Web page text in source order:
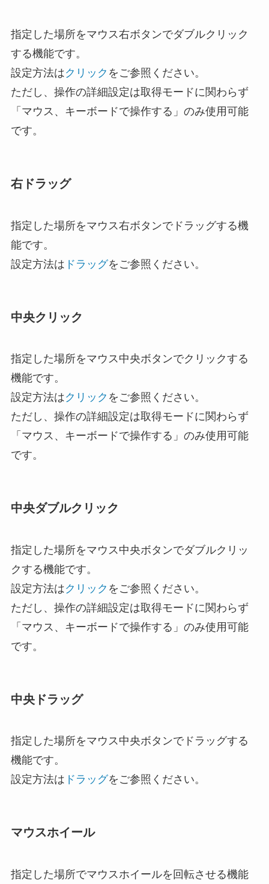
指定した場所をマウス右ボタンでダブルクリック
する機能です。
設定方法はクリック をご参照ください。
ただし、操作の詳細設定は取得モードに関わらず
「マウス、キーボードで操作する」のみ使用可能
です。
右ドラッグ
指定した場所をマウス右ボタンでドラッグする機
能です。
設定方法は ドラッグをご参照ください。
中央クリック
指定した場所をマウス中央ボタンでクリックする
機能です。
設定方法はクリック をご参照ください。
ただし、操作の詳細設定は取得モードに関わらず
「マウス、キーボードで操作する」のみ使用可能
です。
中央ダブルクリック
指定した場所をマウス中央ボタンでダブルクリッ
クする機能です。
設定方法はクリック をご参照ください。
ただし、操作の詳細設定は取得モードに関わらず
「マウス、キーボードで操作する」のみ使用可能
です。
中央ドラッグ
指定した場所をマウス中央ボタンでドラッグする
機能です。
設定方法は ドラッグをご参照ください。
マウスホイール
指定した場所でマウスホイールを回転させる機能